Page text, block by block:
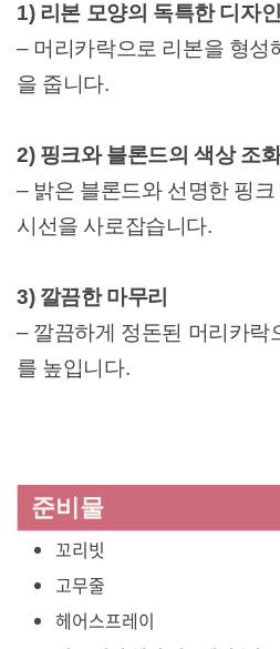
1) 리본 모양의 독특한 디자인
– 머리카락으로 리본을 형성
을 줍니다.
2) 핑크와 블론드의 색상 조
– 밝은 블론드와 선명한 핑
시선을 사로잡습니다.
3) 깔끔한 마무리
– 깔끔하게 정돈된 머리카락
를 높입니다.
준비물
꼬리빗
고무줄
헤어스프레이